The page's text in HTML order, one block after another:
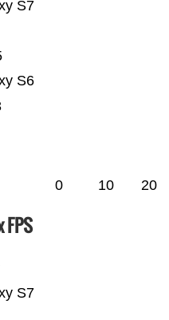
S6
S7
0 10 20
FPS
S7